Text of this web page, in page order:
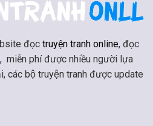
đọc truyện tranh online, đọc
, miễn phí được nhiều người lựa
các bộ truyện tranh được update